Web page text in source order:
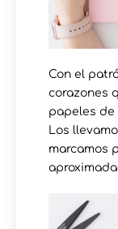
Con el
corazones
papeles de
Los
marcamos